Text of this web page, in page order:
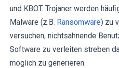
und KBOT. Trojaner werden
Malware (z.B. Ransomware) zu
versuchen, nichtsahnende
Software zu verleiten streben
möglich zu generieren.